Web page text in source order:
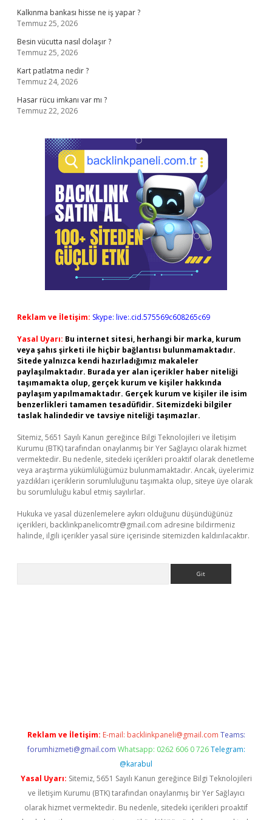
Kalkınma bankası hisse ne iş yapar ?
Temmuz 25, 2026
Besin vücutta nasıl dolaşır ?
Temmuz 25, 2026
Kart patlatma nedir ?
Temmuz 24, 2026
Hasar rücu imkanı var mı ?
Temmuz 22, 2026
Reklam ve İletişim: Skype: live:.cid.575569c608265c69
Yasal Uyarı: Bu internet sitesi, herhangi bir marka, kurum
veya şahıs şirketi ile hiçbir bağlantısı bulunmamaktadır.
Sitede yalnızca kendi hazırladığımız makaleler
paylaşılmaktadır. Burada yer alan içerikler haber niteliği
taşımamakta olup, gerçek kurum ve kişiler hakkında
paylaşım yapılmamaktadır. Gerçek kurum ve kişiler ile isim
benzerlikleri tamamen tesadüfidir. Sitemizdeki bilgiler
taslak halindedir ve tavsiye niteliği taşımazlar.
Sitemiz, 5651 Sayılı Kanun gereğince Bilgi Teknolojileri ve İletişim
Kurumu (BTK) tarafından onaylanmış bir Yer Sağlayıcı olarak hizmet
vermektedir. Bu nedenle, sitedeki içerikleri proaktif olarak denetleme
veya araştırma yükümlülüğümüz bulunmamaktadır. Ancak, üyelerimiz
yazdıkları içeriklerin sorumluluğunu taşımakta olup, siteye üye olarak
bu sorumluluğu kabul etmiş sayılırlar.
Hukuka ve yasal düzenlemelere aykırı olduğunu düşündüğünüz
içerikleri, backlinkpanelicomtr@gmail.com adresine bildirmeniz
halinde, ilgili içerikler yasal süre içerisinde sitemizden kaldırılacaktır.
Reklam ve İletişim: E-mail: backlinkpaneli@gmail.com Teams:
forumhizmeti@gmail.com Whatsapp: 0262 606 0 726 Telegram:
@karabul
Yasal Uyarı: Sitemiz, 5651 Sayılı Kanun gereğince Bilgi Teknolojileri
ve İletişim Kurumu (BTK) tarafından onaylanmış bir Yer Sağlayıcı
olarak hizmet vermektedir. Bu nedenle, sitedeki içerikleri proaktif